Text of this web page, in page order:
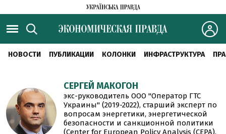
НОВОСТИ ПУБЛИКАЦИИ КОЛОНКИ ИНФРАСТРУКТУРА
СЕРГЕЙ МАКОГОН
экс-руководитель ООО "Оператор ГТС
Украины" (2019-2022), старший эксперт по
вопросам энергетики, энергетической
безопасности и санкционной политики
(Center for European Policy Analysis (CEPA),